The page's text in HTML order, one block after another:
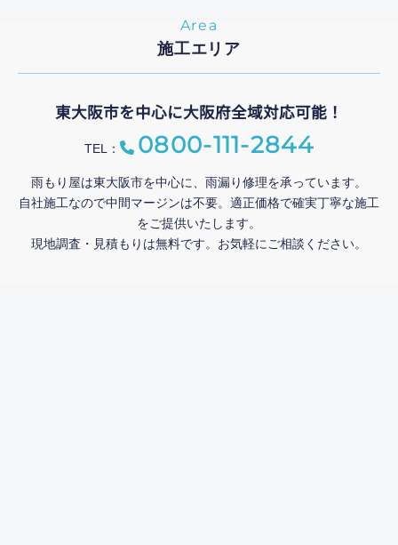
施工エリア
Area
東大阪市を中心に大阪府全域対応可能！
TEL： 0800-111-2844
雨もり屋は東大阪市を中心に、雨漏り修理を承っています。
自社施工なので中間マージンは不要。適正価格で確実丁寧な施工
をご提供いたします。
現地調査・見積もりは無料です。お気軽にご相談ください。